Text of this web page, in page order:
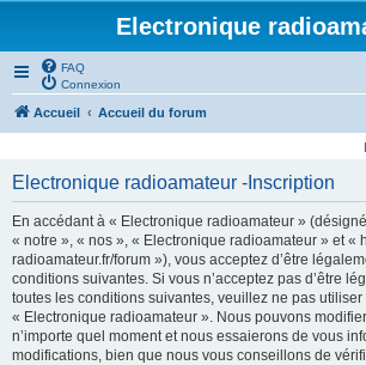
Electronique
FAQ
Connexion
Accueil Accueil du forum
Electronique radioamateur -Inscription
En accédant à « Electronique radioamateur »
« notre », « nos », « Electronique radioamateur » et «
radioamateur.fr/forum »), vous acceptez d’être
conditions suivantes. Si vous n’acceptez pas d’être
toutes les conditions suivantes, veuillez ne pas utiliser
« Electronique radioamateur ». Nous pouvons
n’importe quel moment et nous essaierons de vous
modifications, bien que nous vous conseillons de